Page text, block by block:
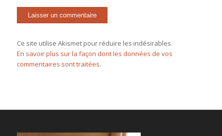
Ce site utilise Akismet pour réduire les indésirables.
En savoir plus sur la façon dont les données de vos
commentaires sont traitées.